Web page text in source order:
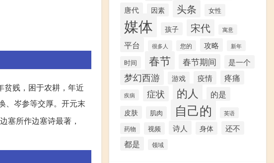
贫贱，困于农耕，年近
、岑参等交厚。开元末
塞所作边塞诗最著，
唐代
因素 头条 女性
媒体 孩子 宋代 寓意
平台 很多人 您的 攻略 新年
时间 春节 春节期间 是一个
梦幻西游 游戏 疫情 疼痛
疾病 症状 的人 的是
皮肤 肌肉 自己的 英语
药物 视频 诗人 身体 还不
都是 领域